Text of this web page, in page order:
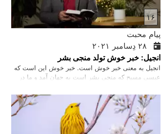
۱۶
پیام محبت
انجیل: خبر خوش تولد منجی بشر
انجیل به معنی خبر خوش است. خبر خوش این است که
عیسی مسیح که منجی بشر است به جهان آمد و ما در